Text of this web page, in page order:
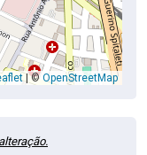
© OpenStreetMap